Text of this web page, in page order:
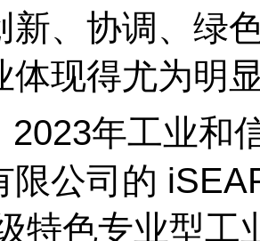
新、协调、绿
体现得尤为明
2023年工业和
限公司的
特色专业型工